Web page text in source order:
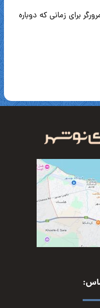
برای زمانی که دوباره